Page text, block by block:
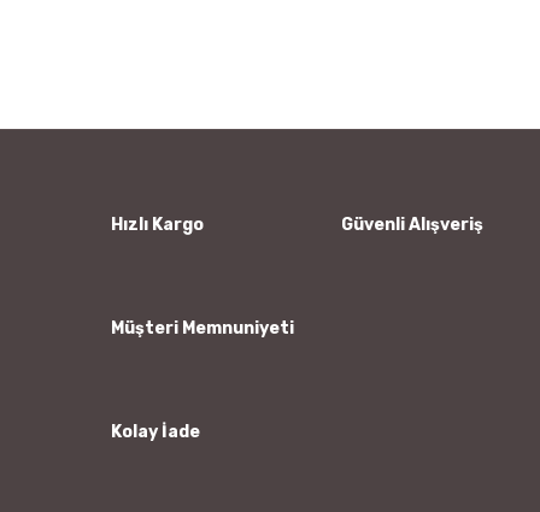
Ürün bilgilerinde hatalar bulunuyor.
Hızlı Kargo Güvenli Alışveriş
Müşteri Memnuniyeti
Kolay İade